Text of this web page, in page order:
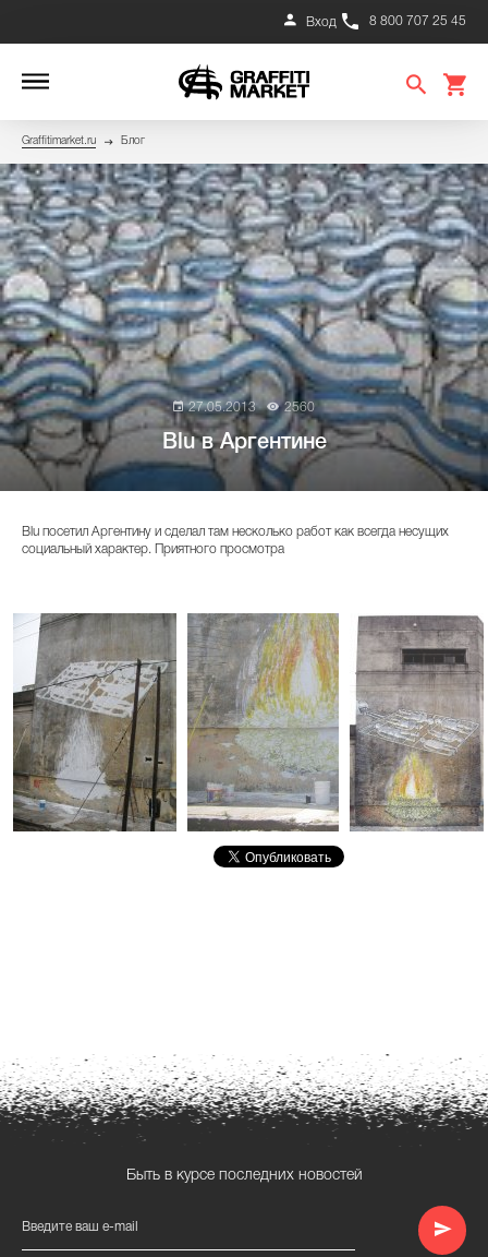
8 800 707 25 45
Вход
Graffitimarket.ru Блог
27.05.2013 2560
Blu в Аргентине
Blu посетил Аргентину и сделал там несколько работ как всегда несущих
социальный характер. Приятного просмотра
Быть в курсе последних новостей
Введите ваш e-mail